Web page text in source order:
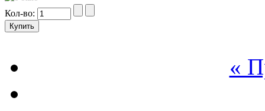
Кол-во:
«